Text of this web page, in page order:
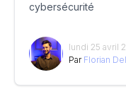
cybersécurité
lundi 25 avril
Par Florian